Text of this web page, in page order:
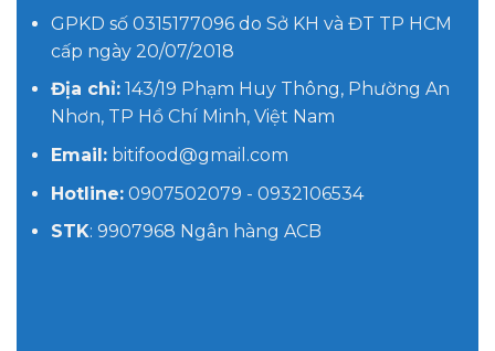
GPKD số 0315177096 do Sở KH và ĐT TP HCM
cấp ngày 20/07/2018
Địa chỉ:143/19 Phạm Huy Thông, Phường An
Nhơn, TP Hồ Chí Minh, Việt Nam
Email:bitifood@gmail.com
Hotline:0907502079 - 0932106534
STK: 9907968 Ngân hàng ACB